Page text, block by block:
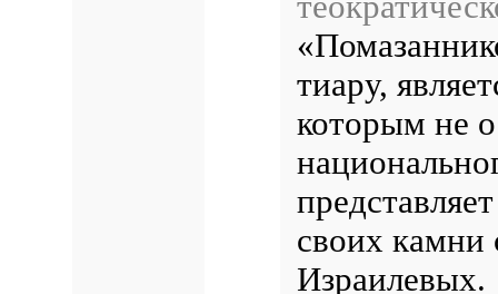
тиару,
которым не
своих камни
Израилевых.